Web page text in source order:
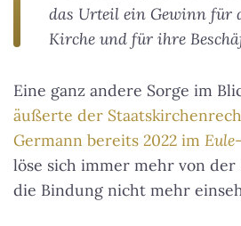
das Urteil ein Gewinn für
Kirche und für ihre
Eine ganz andere Sorge im
äußerte der
Germann bereits 2022 im Eule
löse sich immer mehr von der
die Bindung nicht mehr